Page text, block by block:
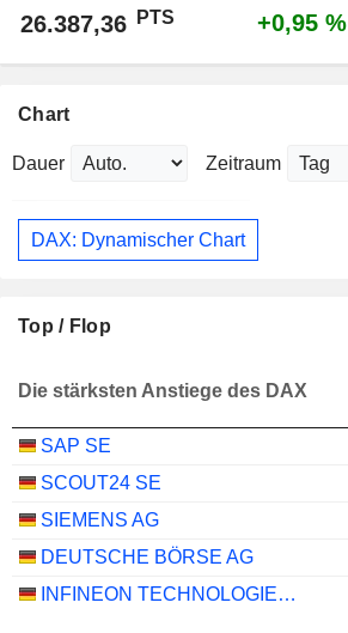
26.387,36 PTS +0,95 %
Chart
Dauer Zeitraum
DAX: Dynamischer Chart
Top / Flop
Die stärksten Anstiege des DAX
SAP SE
SCOUT24 SE
SIEMENS AG
DEUTSCHE BÖRSE AG
INFINEON TECHNOLOGIES AG